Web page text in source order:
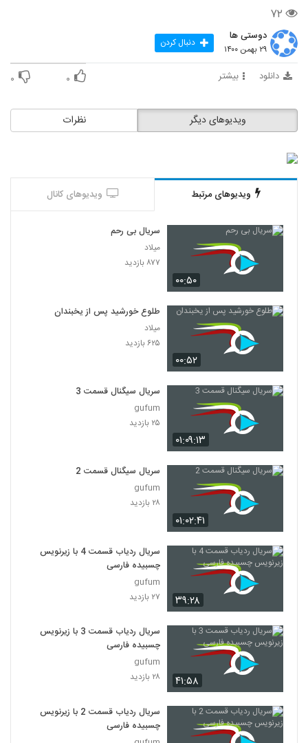
۷۲
دوستی ها
۲۹ بهمن ۱۴۰۰ دنبال کردن
دانلود بیشتر ۰ ۰
نظرات ویدیوهای دیگر
ویدیوهای مرتبط ویدیوهای کانال
۰۰:۵۰
سریال بی رحم
میلاد
۸۷۷ بازدید
۰۰:۵۲
طلوع خورشید پس از یخبندان
میلاد
۶۲۵ بازدید
۰۱:۰۹:۱۳
سریال سیگنال قسمت 3
gufum
۲۵ بازدید
۰۱:۰۲:۴۱
سریال سیگنال قسمت 2
gufum
۲۸ بازدید
۳۹:۲۸
سریال ردیاب قسمت 4 با زیرنویس
چسبیده فارسی
gufum
۲۷ بازدید
۴۱:۵۸
سریال ردیاب قسمت 3 با زیرنویس
چسبیده فارسی
gufum
۲۸ بازدید
سریال ردیاب قسمت 2 با زیرنویس
چسبیده فارسی